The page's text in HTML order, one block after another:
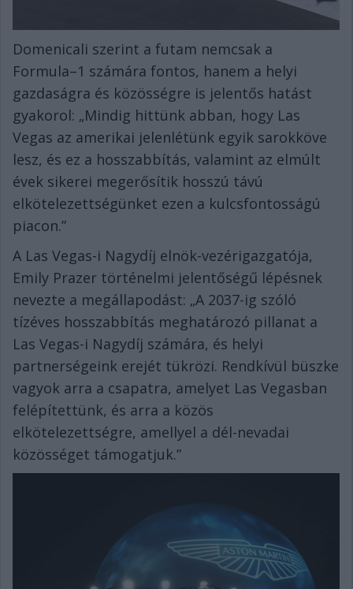
Domenicali szerint a futam nemcsak a
Formula–1 számára fontos, hanem a helyi
gazdaságra és közösségre is jelentős hatást
gyakorol: „Mindig hittünk abban, hogy Las
Vegas az amerikai jelenlétünk egyik sarokköve
lesz, és ez a hosszabbítás, valamint az elmúlt
évek sikerei megerősítik hosszú távú
elkötelezettségünket ezen a kulcsfontosságú
piacon.”
A Las Vegas-i Nagydíj elnök-vezérigazgatója,
Emily Prazer történelmi jelentőségű lépésnek
nevezte a megállapodást: „A 2037-ig szóló
tízéves hosszabbítás meghatározó pillanat a
Las Vegas-i Nagydíj számára, és helyi
partnerségeink erejét tükrözi. Rendkívül büszke
vagyok arra a csapatra, amelyet Las Vegasban
felépítettünk, és arra a közös
elkötelezettségre, amellyel a dél-nevadai
közösséget támogatjuk.”